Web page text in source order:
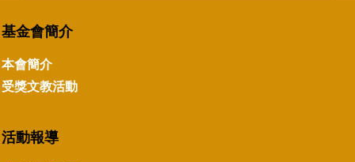
基金會簡介
本會簡介
受獎文教活動
活動報導